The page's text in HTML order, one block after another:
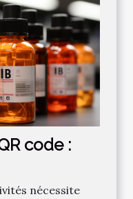
code :
nécessite